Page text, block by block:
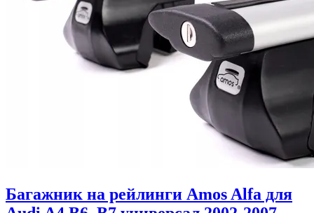
Багажник на рейлинги Amos Alfa для